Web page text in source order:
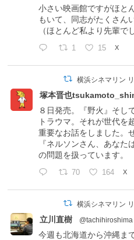
小さい映画館ですがほと
もいて、同志がたくさん
（ほとんど私より先輩で
1 15 X
横浜シネマリン
塚本晋也
８日発売。『野火』そし
トラウマ。それが世代を
重要なお話をしました。
『ネルソンさん、あなた
の問題を扱っています。
70 164 X
横浜シネマリン
立川直樹 @tachihiroshima
今週も北海道から沖縄ま